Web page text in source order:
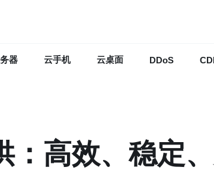
器 云手机 云桌面 DDoS
：高效、稳定